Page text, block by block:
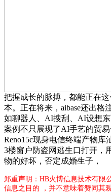
把握成长的脉搏，都能正在
本。正在将来，aibase还出格
如聊器人、AI搜刮、AI设想
案例不只展现了AI手艺的贸
Reno15c现身电信终端产物库
3楼窗户防盗网逃生口打开，
物的好坏，否定成婚生子，
郑重声明：HB火博信息技术有限
信息之目的 ，并不意味着赞同其